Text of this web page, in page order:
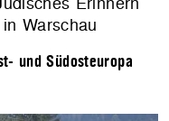
Warschau
und Südosteuropa